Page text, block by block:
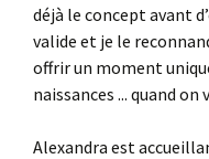
déjà le concept avant
valide et je le
offrir un moment
naissances ... quand on
Alexandra est